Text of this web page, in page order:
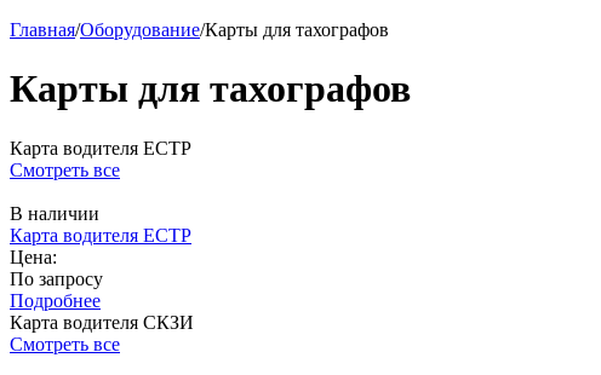
Главная/Оборудование/Карты для тахографов
Карты для тахографов
Карта водителя ЕСТР
Смотреть все
В наличии
Карта водителя ЕСТР
Цена:
По запросу
Подробнее
Карта водителя СКЗИ
Смотреть все